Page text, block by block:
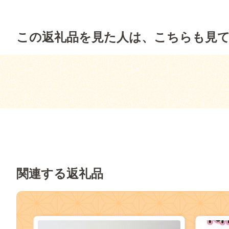
この返礼品を見た人は、こちらも見
関連する返礼品